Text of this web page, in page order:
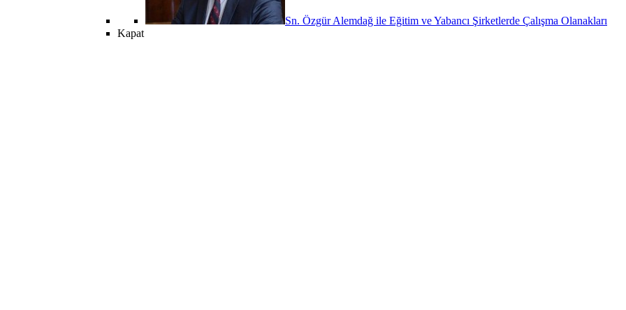
Sn. Özgür Alemdağ ile Eğitim ve Yabancı Şirketlerde Çalışma Olanakları
Kapat